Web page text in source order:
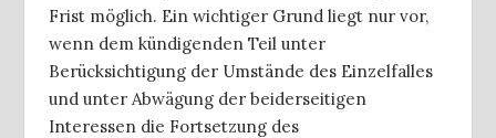
Frist möglich. Ein wichtiger Grund liegt nur vor,
wenn dem kündigenden Teil unter
Berücksichtigung der Umstände des Einzelfalles
und unter Abwägung der beiderseitigen
Interessen die Fortsetzung des